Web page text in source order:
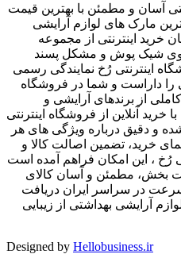
آسان و مطمئن با بهترین قیمت
مارک های لوازم آرایشی
خرید اینترنتی از مجموعه
شیک پوش و مشکل پسند
اینترنتی رُخ نمایندگی رسمی
را داراست و شما در فروشگاه
از برندهای آرایشی و
آنلاین از فروشگاه اینترنتی
و دقیق درباره ویژگی های هر
خرید، تضمین اصالت کالا و
رُخ ، این امکان فراهم آمده است
بخش، مطمئن و آسان کالای
در سراسر ایران دریافت
آرایشی بهداشتی از زیبایی
Designed by Hellobusiness.ir